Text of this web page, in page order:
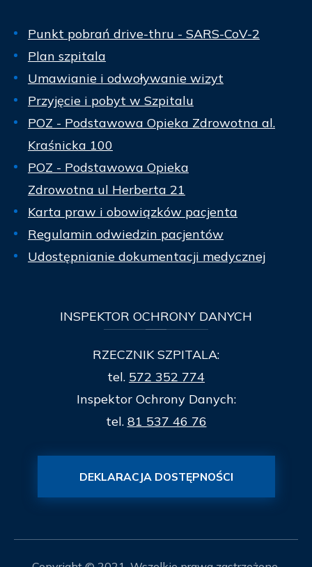
Punkt pobrań drive-thru - SARS-CoV-2
Plan szpitala
Umawianie i odwoływanie wizyt
Przyjęcie i pobyt w Szpitalu
POZ - Podstawowa Opieka Zdrowotna al.
Kraśnicka 100
POZ - Podstawowa Opieka
Zdrowotna ul Herberta 21
Karta praw i obowiązków pacjenta
Regulamin odwiedzin pacjentów
Udostępnianie dokumentacji medycznej
INSPEKTOR OCHRONY DANYCH
RZECZNIK SZPITALA:
tel. 572 352 774
Inspektor Ochrony Danych:
tel. 81 537 46 76
DEKLARACJA DOSTĘPNOŚCI